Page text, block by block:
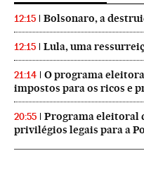
12:15 Bolsonaro, a
12:15 Lula, uma
21:14
O programa
impostos para os ricos e
20:55
Programa eleitoral
privilégios legais para a